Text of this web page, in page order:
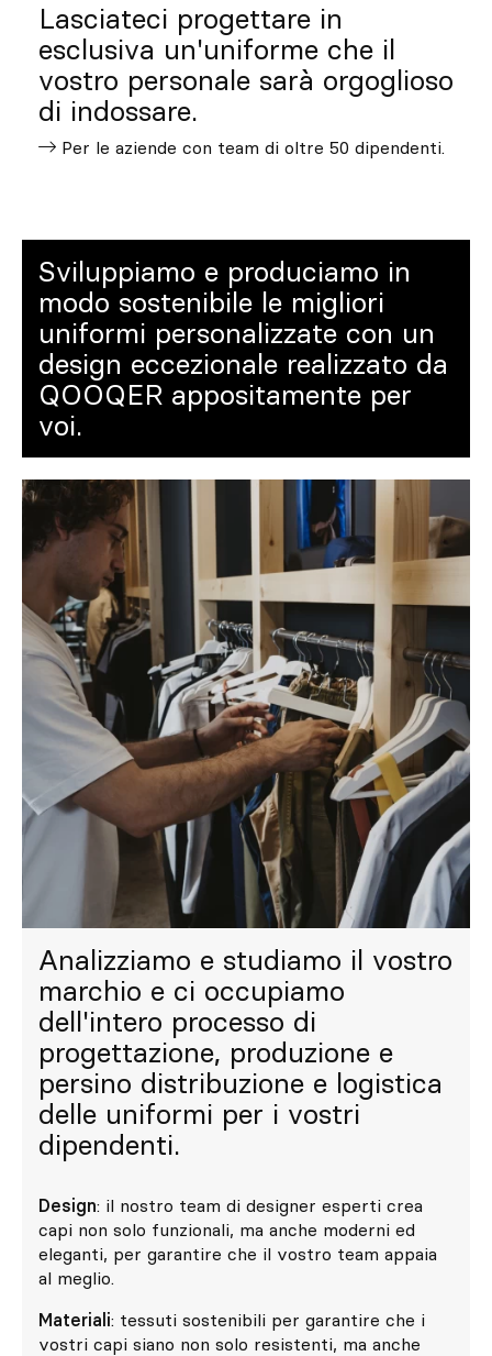
ES EN FR DE
IT
Lasciateci progettare in
esclusiva un'uniforme che il
vostro personale sarà orgoglioso
di indossare.
Per le aziende con team di oltre 50 dipendenti.
Sviluppiamo e produciamo in
modo sostenibile le migliori
uniformi personalizzate con un
design eccezionale realizzato da
QOOQER appositamente per
voi.
Analizziamo e studiamo il vostro
marchio e ci occupiamo
dell'intero processo di
progettazione, produzione e
persino distribuzione e logistica
delle uniformi per i vostri
dipendenti.
Design: il nostro team di designer esperti crea
capi non solo funzionali, ma anche moderni ed
eleganti, per garantire che il vostro team appaia
al meglio.
Materiali: tessuti sostenibili per garantire che i
vostri capi siano non solo resistenti, ma anche